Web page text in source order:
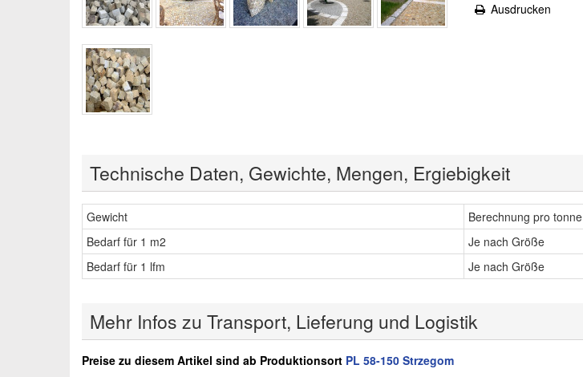
Ausdrucken
Technische Daten, Gewichte, Mengen, Ergiebigkeit
Gewicht
Berechnung pro tonne
Bedarf für 1 m2
Je nach Größe
Bedarf für 1 lfm
Je nach Größe
Mehr Infos zu Transport, Lieferung und Logistik
Preise zu diesem Artikel sind ab Produktionsort PL 58-150 Strzegom